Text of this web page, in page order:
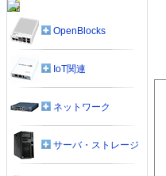
OpenBlocks
IoT関連
ネットワーク
サーバ・ストレージ